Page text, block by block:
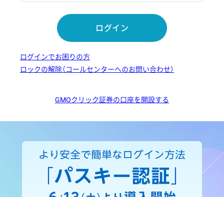
ログイン
ログインでお困りの方
ロックの解除（コールセンターへのお問い合わせ）
GMOクリック証券の口座を開設する